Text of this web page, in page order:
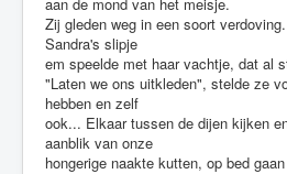
Zij gleden weg in een soort
Sandra's slipje
em speelde met haar vachtje, dat al
"Laten we ons uitkleden", stelde ze
hebben en zelf
ook... Elkaar tussen de dijen kijken
aanblik van onze
hongerige naakte kutten, op bed